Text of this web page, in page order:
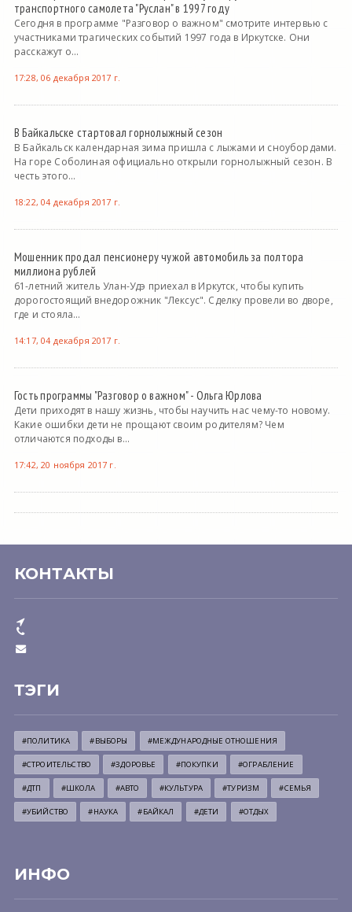
транспортного самолета "Руслан" в 1997 году
Сегодня в программе "Разговор о важном" смотрите интервью с
участниками трагических событий 1997 года в Иркутске. Они
расскажут о...
17:28, 06 декабря 2017 г.
В Байкальске стартовал горнолыжный сезон
В Байкальск календарная зима пришла с лыжами и сноубордами.
На горе Соболиная официально открыли горнолыжный сезон. В
честь этого...
18:22, 04 декабря 2017 г.
Мошенник продал пенсионеру чужой автомобиль за полтора
миллиона рублей
61-летний житель Улан-Удэ приехал в Иркутск, чтобы купить
дорогостоящий внедорожник "Лексус". Сделку провели во дворе,
где и стояла...
14:17, 04 декабря 2017 г.
Гость программы "Разговор о важном" - Ольга Юрлова
Дети приходят в нашу жизнь, чтобы научить нас чему-то новому.
Какие ошибки дети не прощают своим родителям? Чем
отличаются подходы в...
17:42, 20 ноября 2017 г.
КОНТАКТЫ
ТЭГИ
#ПОЛИТИКА #ВЫБОРЫ #МЕЖДУНАРОДНЫЕ ОТНОШЕНИЯ
#СТРОИТЕЛЬСТВО #ЗДОРОВЬЕ #ПОКУПКИ #ОГРАБЛЕНИЕ
#ДТП #ШКОЛА #АВТО #КУЛЬТУРА #ТУРИЗМ #СЕМЬЯ
#УБИЙСТВО #НАУКА #БАЙКАЛ #ДЕТИ #ОТДЫХ
ИНФО